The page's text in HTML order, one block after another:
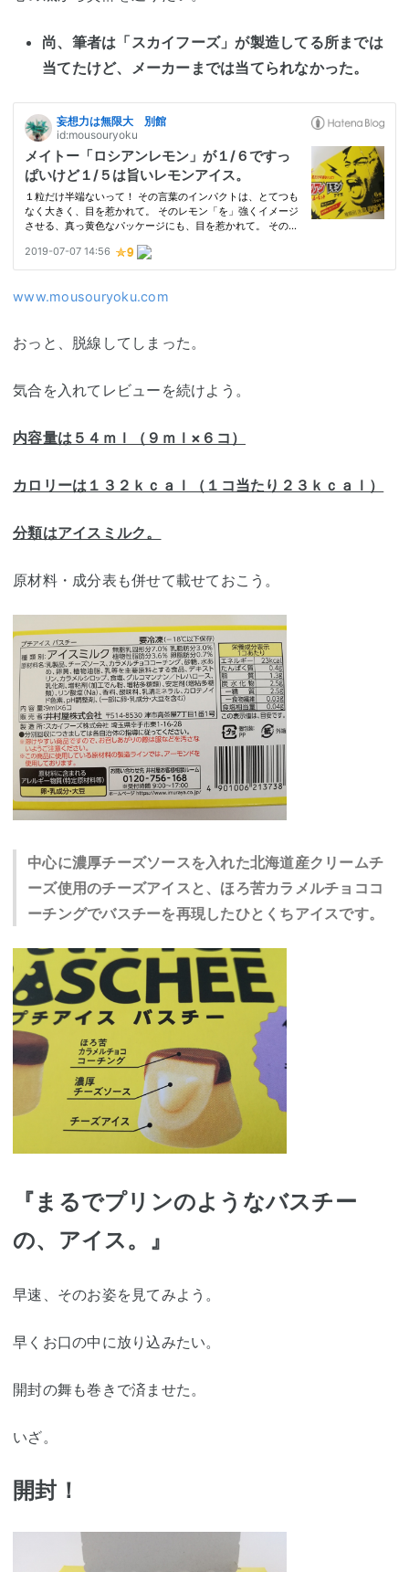
尚、筆者は「スカイフーズ」が製造してる所までは
当てたけど、メーカーまでは当てられなかった。
www.mousouryoku.com
おっと、脱線してしまった。
気合を入れてレビューを続けよう。
内容量は５４ｍｌ（９ｍｌ×６コ）
カロリーは１３２ｋｃａｌ（１コ当たり２３ｋｃａｌ）
分類はアイスミルク。
原材料・成分表も併せて載せておこう。
中心に濃厚チーズソースを入れた北海道産クリームチ
ーズ使用のチーズアイスと、ほろ苦カラメルチョココ
ーチングでバスチーを再現したひとくちアイスです。
『まるでプリンのようなバスチー
の、アイス。』
早速、そのお姿を見てみよう。
早くお口の中に放り込みたい。
開封の舞も巻きで済ませた。
いざ。
開封！